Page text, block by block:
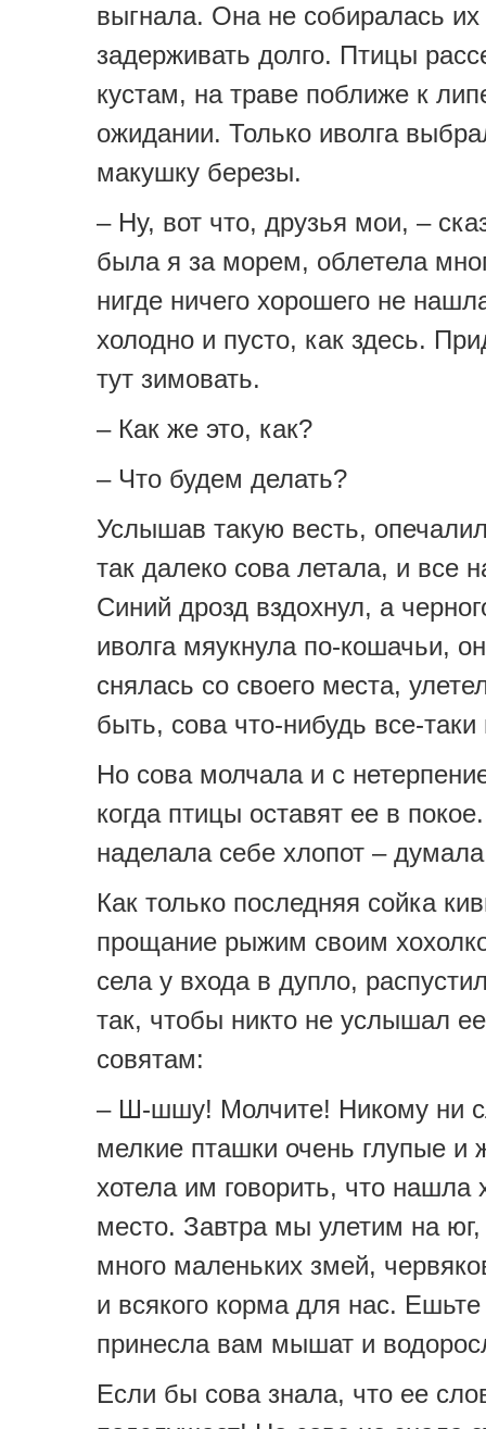
выгнала. Она не собиралась их
задерживать долго. Птицы
кустам, на траве поближе к
ожидании. Только иволга
макушку березы.
– Ну, вот что, друзья мои, –
была я за морем, облетела
нигде ничего хорошего не
холодно и пусто, как здесь.
тут зимовать.
– Как же это, как?
– Что будем делать?
Услышав такую весть,
так далеко сова летала, и все
Синий дрозд вздохнул, а
иволга мяукнула по-кошачьи,
снялась со своего места,
быть, сова что-нибудь все-
Но сова молчала и с
когда птицы оставят ее в
наделала себе хлопот –
Как только последняя сойка
прощание рыжим своим
села у входа в дупло,
так, чтобы никто не услышал
совятам:
– Ш-шшу! Молчите! Никому ни
мелкие пташки очень глупые
хотела им говорить, что нашла
место. Завтра мы улетим на
много маленьких змей,
и всякого корма для нас. Ешьте
принесла вам мышат и
Если бы сова знала, что ее